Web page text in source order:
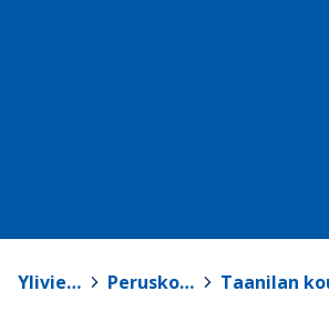
Ylivieska > Peruskoulut >